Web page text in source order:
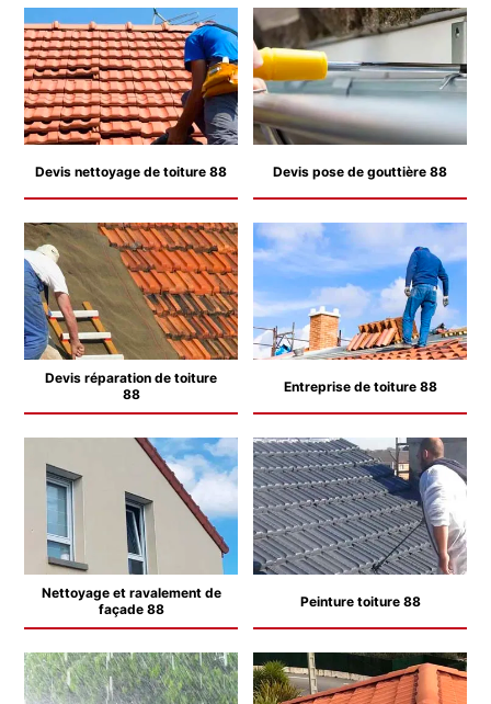
Devis nettoyage de toiture 88 Devis pose de gouttière 88
Devis réparation de toiture
88
Entreprise de toiture 88
Nettoyage et ravalement de
façade 88
Peinture toiture 88